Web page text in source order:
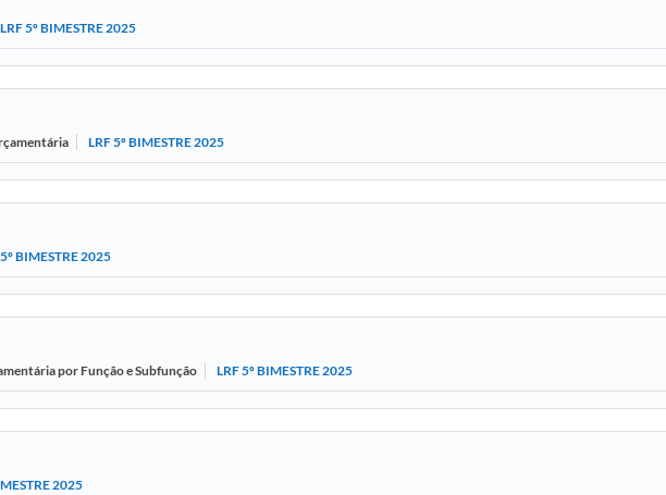
LRF 5º BIMESTRE 2025
LRF 5º BIMESTRE 2025
BIMESTRE 2025
por Função e Subfunção LRF 5º BIMESTRE 2025
2025